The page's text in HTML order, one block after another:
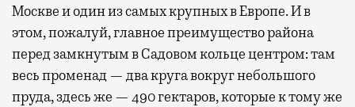
Москве и один из самых крупных в Европе. И в
этом, пожалуй, главное преимущество района
перед замкнутым в Садовом кольце центром: там
весь променад — два круга вокруг небольшого
пруда, здесь же — 490 гектаров, которые к тому же